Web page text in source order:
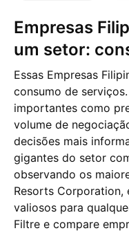
Empresas Filipinas envolvidas em
um setor:
Essas Empresas
consumo de
importantes como
volume de
decisões mais
gigantes do setor
observando os
Resorts Corporation,
valiosos para
Filtre e compare